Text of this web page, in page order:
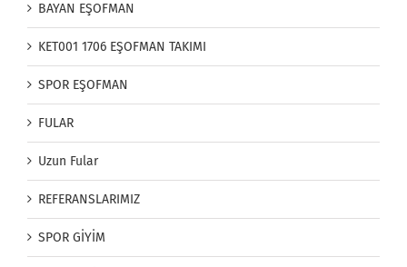
BAYAN EŞOFMAN
KET001 1706 EŞOFMAN TAKIMI
SPOR EŞOFMAN
FULAR
Uzun Fular
REFERANSLARIMIZ
SPOR GİYİM